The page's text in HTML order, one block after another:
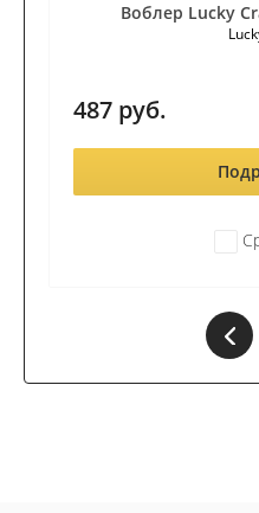
Воблер Lucky
487 руб.